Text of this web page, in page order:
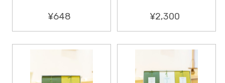
¥648 ¥2,300